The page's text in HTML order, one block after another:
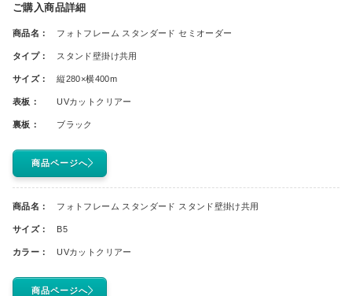
ご購入商品詳細
商品名： フォトフレーム スタンダード セミオーダー
タイプ： スタンド壁掛け共用
サイズ： 縦280×横400m
表板： UVカットクリアー
裏板： ブラック
商品ページへ
商品名： フォトフレーム スタンダード スタンド壁掛け共用
サイズ： B5
カラー： UVカットクリアー
商品ページへ